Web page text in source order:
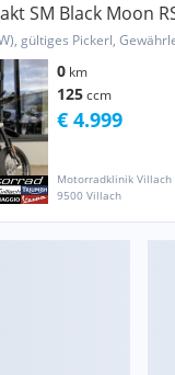
SM Black Moon
gültiges Pickerl,
0 km
125ccm
Motorradklinik Villach
9500 Villach
€ 4.999